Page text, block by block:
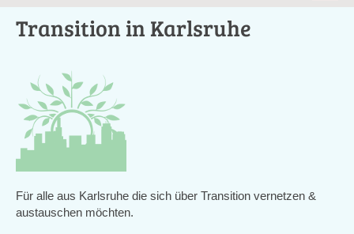
Transition in Karlsruhe
Für alle aus Karlsruhe die sich über Transition vernetzen &
austauschen möchten.